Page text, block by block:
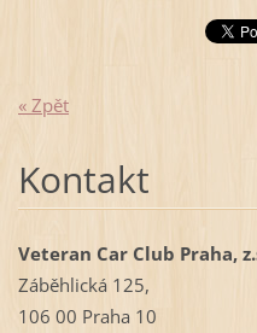
« Zpět
Kontakt
Veteran Car Club Praha,
Záběhlická 125,
106 00 Praha 10